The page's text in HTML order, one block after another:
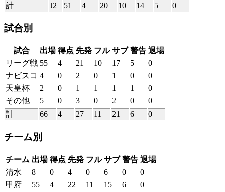
計
J2 51 4 20 10 14 5 0
試合別
試合 出場 得点 先発 フル サブ 警告 退場
リーグ戦 55 4 21 10 17 5
0
ナビスコ 4 0 2 0 1 0
0
天皇杯
2 0 1 1 1 1
0
その他
5 0 3 0 2 0
0
計
66 4 27 11 21 6 0
チーム別
チーム 出場 得点 先発 フル サブ 警告 退場
清水
8 0 4 0 6 0
0
甲府
55 4 22 11 15 6
0